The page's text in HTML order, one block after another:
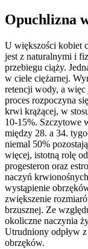
Opuchlizna
U większości kobiet
jest z naturalnymi i
przebiegu ciąży.
w ciele ciężarnej.
retencji wody, a
proces rozpoczyna
krwi krążącej, w
10-15%. Szczytowe
między 28. a 34.
niemal 50%
więcej, istotną rolę
progesteron oraz
naczyń
wystąpienie
zwiększenie
brzusznej. Ze
okoliczne naczynia
Utrudniony odpływ
obrzęków.